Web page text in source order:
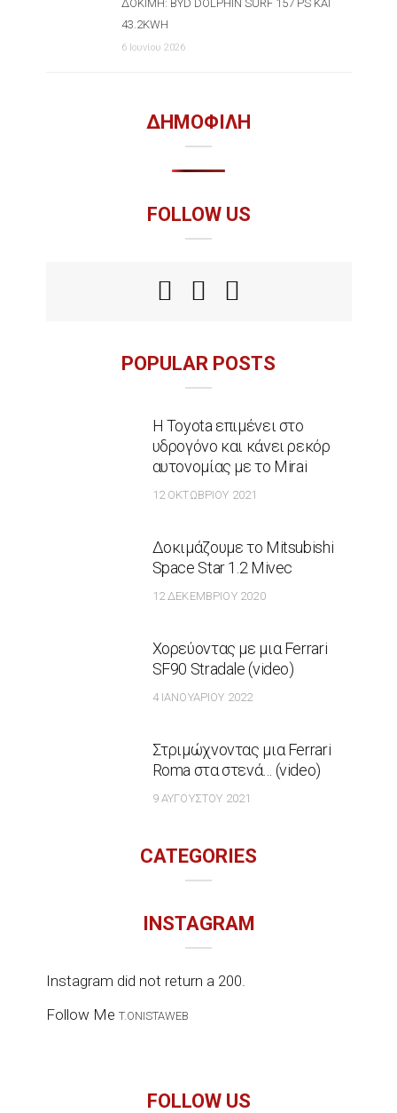
ΔΟΚΙΜΉ: BYD DOLPHIN SURF 157 PS ΚΑΙ
43.2KWH
6 Ιουνίου 2026
ΔΗΜΟΦΙΛΗ
FOLLOW US
POPULAR POSTS
Η Toyota επιμένει στο
υδρογόνο και κάνει ρεκόρ
αυτονομίας με το Mirai
12 ΟΚΤΩΒΡΊΟΥ 2021
Δοκιμάζουμε το Mitsubishi
Space Star 1.2 Mivec
12 ΔΕΚΕΜΒΡΊΟΥ 2020
Χορεύοντας με μια Ferrari
SF90 Stradale (video)
4 ΙΑΝΟΥΑΡΊΟΥ 2022
Στριμώχνοντας μια Ferrari
Roma στα στενά… (video)
9 ΑΥΓΟΎΣΤΟΥ 2021
CATEGORIES
INSTAGRAM
Instagram did not return a 200.
Follow Me T.ONISTAWEB
FOLLOW US